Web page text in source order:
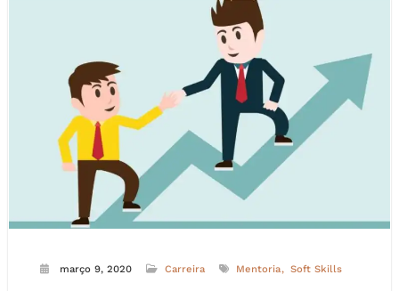
março 9, 2020 Carreira Mentoria Soft Skills